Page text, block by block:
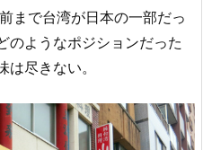
まで台湾が日本の一部だっ
のようなポジションだった
尽きない。